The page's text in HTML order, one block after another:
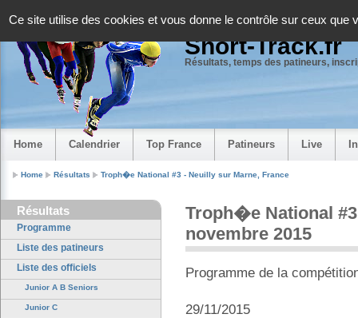
Ce site utilise des cookies et vous donne le contrôle sur ceux que
Short-Track.fr
Résultats, temps des patineurs,
Home Calendrier Top France Patineurs Live
Home Résultats Troph�e National #3 - Neuilly sur Marne, France
Résultats
Programme
Liste des patineurs
Liste des officiels
Junior A B Seniors
Junior C
Troph�e National
novembre 2015
Programme de la
29/11/2015